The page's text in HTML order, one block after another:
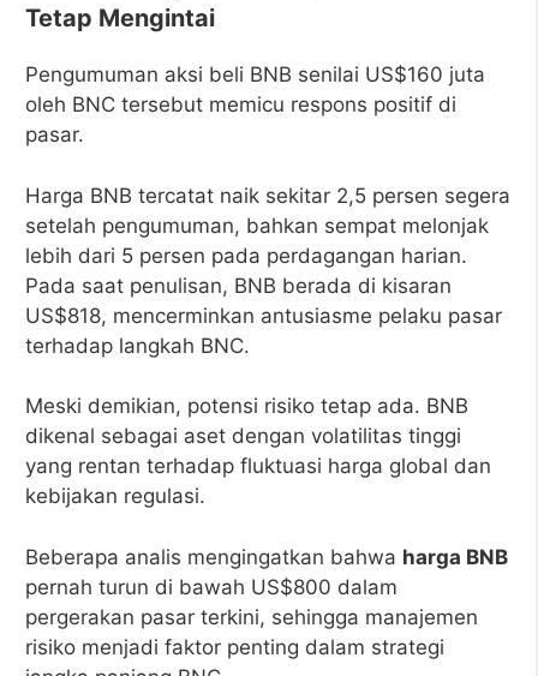
Tetap Mengintai
Pengumuman aksi beli BNB senilai US$160 juta
oleh BNC tersebut memicu respons positif di
pasar.
Harga BNB tercatat naik sekitar 2,5 persen segera
setelah pengumuman, bahkan sempat melonjak
lebih dari 5 persen pada perdagangan harian.
Pada saat penulisan, BNB berada di kisaran
US$818, mencerminkan antusiasme pelaku pasar
terhadap langkah BNC.
Meski demikian, potensi risiko tetap ada. BNB
dikenal sebagai aset dengan volatilitas tinggi
yang rentan terhadap fluktuasi harga global dan
kebijakan regulasi.
Beberapa analis mengingatkan bahwa harga BNB
pernah turun di bawah US$800 dalam
pergerakan pasar terkini, sehingga manajemen
risiko menjadi faktor penting dalam strategi